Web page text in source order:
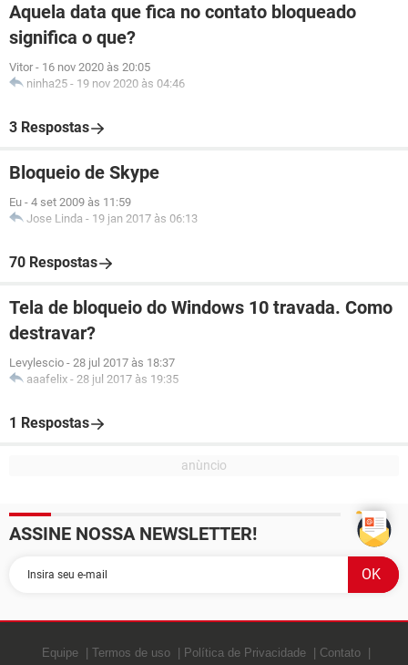
Aquela data que fica no contato bloqueado
significa o que?
Vitor - 16 nov 2020 às 20:05
ninha25 - 19 nov 2020 às 04:46
3 Respostas
Bloqueio de Skype
Eu - 4 set 2009 às 11:59
Jose Linda - 19 jan 2017 às 06:13
70 Respostas
Tela de bloqueio do Windows 10 travada. Como
destravar?
Levylescio - 28 jul 2017 às 18:37
aaafelix - 28 jul 2017 às 19:35
1 Respostas
ASSINE NOSSA NEWSLETTER!
Equipe Termos de uso Política de Privacidade Contato